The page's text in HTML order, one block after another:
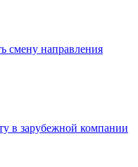
смену направления
в зарубежной компании